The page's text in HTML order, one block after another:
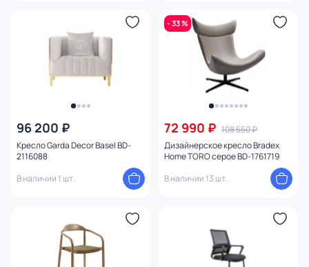
96 200 ₽
Кресло Garda Decor Basel BD-
2116088
В наличии 1 шт.
- 33 %
72 990 ₽ 108 550 ₽
Дизайнерское кресло Bradex
Home TORO серое BD-1761719
В наличии 13 шт.